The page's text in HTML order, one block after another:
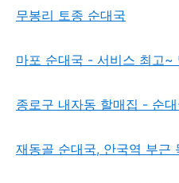
무봉리 토종 순대국
마포 순대국 - 서비스 최고
종로구 내자동 할매집 - 순
재동골 순대국, 안국역 부근